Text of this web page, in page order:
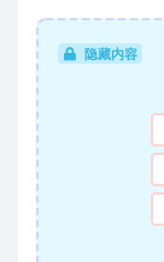
隐藏内容